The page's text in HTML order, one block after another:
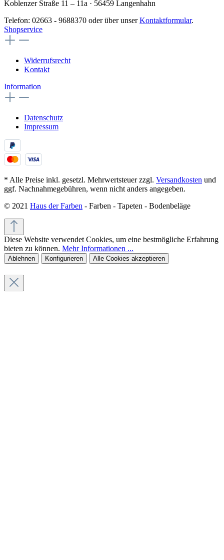
Koblenzer Straße 11 – 11a · 56459 Langenhahn
Telefon: 02663 - 9688370 oder über unserKontaktformular.
Shopservice
Widerrufsrecht
Kontakt
Information
Datenschutz
Impressum
* Alle Preise inkl. gesetzl. Mehrwertsteuer zzgl. Versandkosten und
ggf. Nachnahmegebühren, wenn nicht anders angegeben.
© 2021 Haus der Farben - Farben - Tapeten - Bodenbeläge
Diese Website verwendet Cookies, um eine bestmögliche Erfahrung
bieten zu können. Mehr Informationen ...
Ablehnen Konfigurieren Alle Cookies akzeptieren